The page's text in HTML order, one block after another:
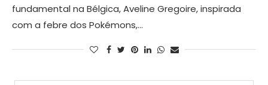
fundamental na Bélgica, Aveline Gregoire, inspirada
com a febre dos Pokémons,…